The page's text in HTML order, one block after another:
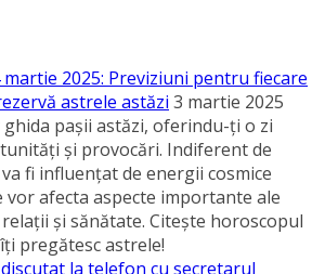
martie 2025: Previziuni pentru fiecare
astrele astăzi 3 martie 2025
paşii astăzi, oferindu-ţi o zi
şi provocări. Indiferent de
fi influenţat de energii cosmice
vor afecta aspecte importante ale
şi sănătate. Citeşte horoscopul
pregătesc astrele!
la telefon cu secretarul